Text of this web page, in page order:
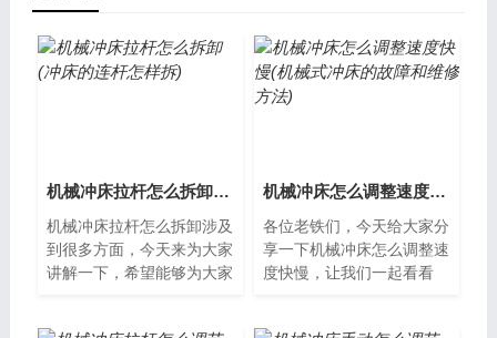
机械冲床拉杆怎么拆卸(冲床的连杆怎样拆)
机械冲床拉杆怎么拆卸涉及
到很多方面，今天来为大家
讲解一下，希望能够为大家
机械冲床怎么调整速度快慢(机械式冲床的故障和维修方法)
各位老铁们，今天给大家分
享一下机械冲床怎么调整速
度快慢，让我们一起看看